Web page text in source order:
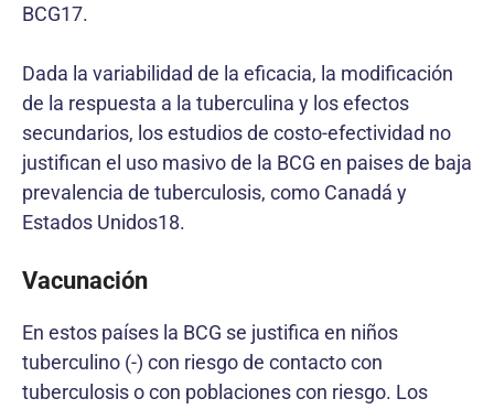
BCG17.
Dada la variabilidad de la eficacia, la modificación
de la respuesta a la tuberculina y los efectos
secundarios, los estudios de costo-efectividad no
justifican el uso masivo de la BCG en paises de baja
prevalencia de tuberculosis, como Canadá y
Estados Unidos18.
Vacunación
En estos países la BCG se justifica en niños
tuberculino (-) con riesgo de contacto con
tuberculosis o con poblaciones con riesgo. Los